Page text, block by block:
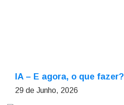
IA – E agora, o que fazer?
29 de Junho, 2026